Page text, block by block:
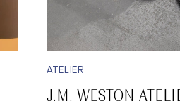
ATELIER
J.M. WESTON